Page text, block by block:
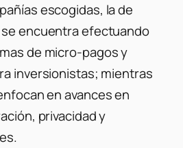
escogidas, la de
se encuentra efectuando
de micro-pagos y
inversionistas; mientras
en avances en
privacidad y